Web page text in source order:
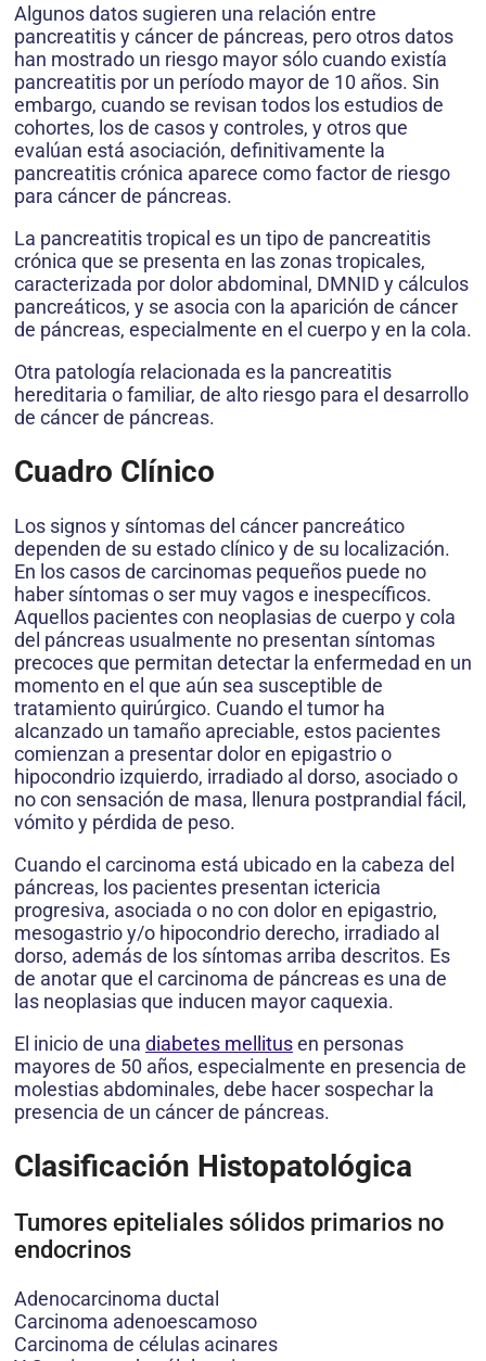
Algunos datos sugieren una relación entre
pancreatitis y cáncer de páncreas, pero otros datos
han mostrado un riesgo mayor sólo cuando existía
pancreatitis por un período mayor de 10 años. Sin
embargo, cuando se revisan todos los estudios de
cohortes, los de casos y controles, y otros que
evalúan está asociación, definitivamente la
pancreatitis crónica aparece como factor de riesgo
para cáncer de páncreas.
La pancreatitis tropical es un tipo de pancreatitis
crónica que se presenta en las zonas tropicales,
caracterizada por dolor abdominal, DMNID y cálculos
pancreáticos, y se asocia con la aparición de cáncer
de páncreas, especialmente en el cuerpo y en la cola.
Otra patología relacionada es la pancreatitis
hereditaria o familiar, de alto riesgo para el desarrollo
de cáncer de páncreas.
Cuadro Clínico
Los signos y síntomas del cáncer pancreático
dependen de su estado clínico y de su localización.
En los casos de carcinomas pequeños puede no
haber síntomas o ser muy vagos e inespecíficos.
Aquellos pacientes con neoplasias de cuerpo y cola
del páncreas usualmente no presentan síntomas
precoces que permitan detectar la enfermedad en un
momento en el que aún sea susceptible de
tratamiento quirúrgico. Cuando el tumor ha
alcanzado un tamaño apreciable, estos pacientes
comienzan a presentar dolor en epigastrio o
hipocondrio izquierdo, irradiado al dorso, asociado o
no con sensación de masa, llenura postprandial fácil,
vómito y pérdida de peso.
Cuando el carcinoma está ubicado en la cabeza del
páncreas, los pacientes presentan ictericia
progresiva, asociada o no con dolor en epigastrio,
mesogastrio y/o hipocondrio derecho, irradiado al
dorso, además de los síntomas arriba descritos. Es
de anotar que el carcinoma de páncreas es una de
las neoplasias que inducen mayor caquexia.
El inicio de una diabetes mellitusen personas
mayores de 50 años, especialmente en presencia de
molestias abdominales, debe hacer sospechar la
presencia de un cáncer de páncreas.
Clasificación Histopatológica
Tumores epiteliales sólidos primarios no
endocrinos
Adenocarcinoma ductal
Carcinoma adenoescamoso
Carcinoma de células acinares